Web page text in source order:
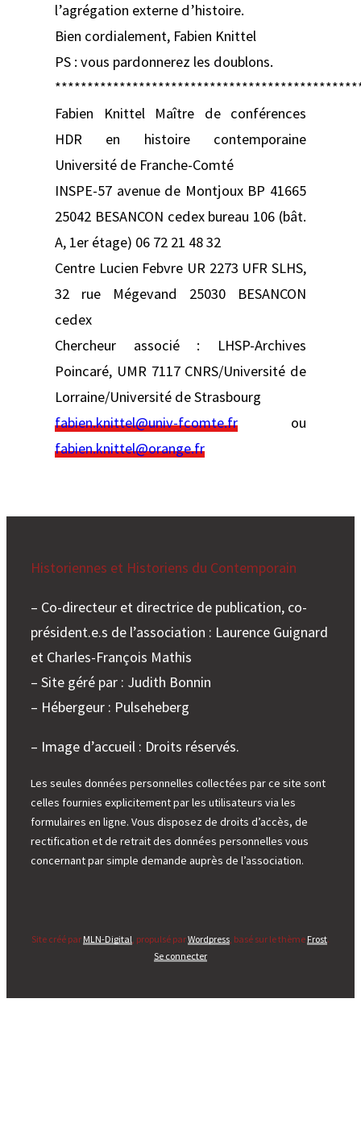
l’agrégation externe d’histoire.
Bien cordialement, Fabien Knittel
PS : vous pardonnerez les doublons.
Fabien Knittel Maître de conférences
HDR en histoire contemporaine
Université de Franche-Comté
INSPE-57 avenue de Montjoux BP 41665
25042 BESANCON cedex bureau 106 (bât.
A, 1er étage) 06 72 21 48 32
Centre Lucien Febvre UR 2273 UFR SLHS,
32 rue Mégevand 25030 BESANCON
cedex
Chercheur associé : LHSP-Archives
Poincaré, UMR 7117 CNRS/Université de
Lorraine/Université de Strasbourg
fabien.knittel@univ-fcomte.fr ou
fabien.knittel@orange.fr
Historiennes et Historiens du Contemporain
– Co-directeur et directrice de publication, co-
président.e.s de l’association : Laurence Guignard
et Charles-François Mathis
– Site géré par : Judith Bonnin
– Hébergeur : Pulseheberg
– Image d’accueil : Droits réservés.
Les seules données personnelles collectées par ce site sont
celles fournies explicitement par les utilisateurs via les
formulaires en ligne. Vous disposez de droits d’accès, de
rectification et de retrait des données personnelles vous
concernant par simple demande auprès de l’association.
Site créé par MLN-Digital, propulsé parWordpress, basé sur le thème Frost.
Se connecter